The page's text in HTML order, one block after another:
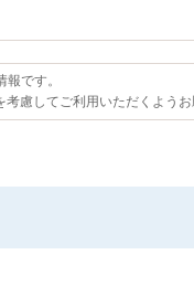
です。
慮してご利用いただくようお